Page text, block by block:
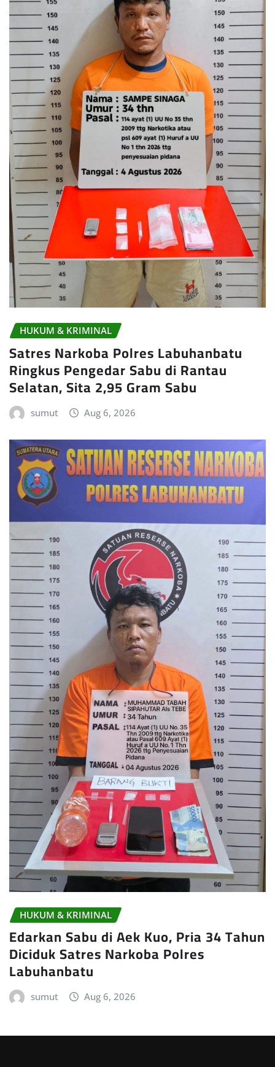
HUKUM & KRIMINAL
Satres Narkoba Polres Labuhanbatu
Ringkus Pengedar Sabu di Rantau
Selatan, Sita 2,95 Gram Sabu
sumut Aug 6, 2026
HUKUM & KRIMINAL
Edarkan Sabu di Aek Kuo, Pria 34 Tahun
Diciduk Satres Narkoba Polres
Labuhanbatu
sumut Aug 6, 2026